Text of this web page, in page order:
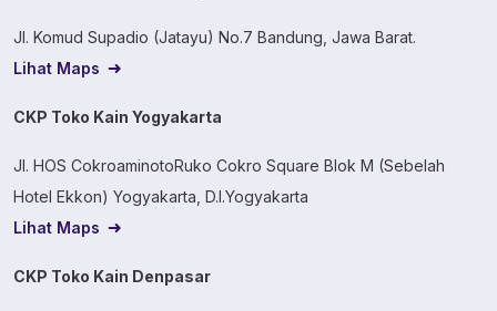
Jl. Komud Supadio (Jatayu) No.7 Bandung, Jawa Barat.
Lihat Maps
CKP Toko Kain Yogyakarta
Jl. HOS CokroaminotoRuko Cokro Square Blok M (Sebelah
Hotel Ekkon) Yogyakarta, D.I.Yogyakarta
Lihat Maps
CKP Toko Kain Denpasar